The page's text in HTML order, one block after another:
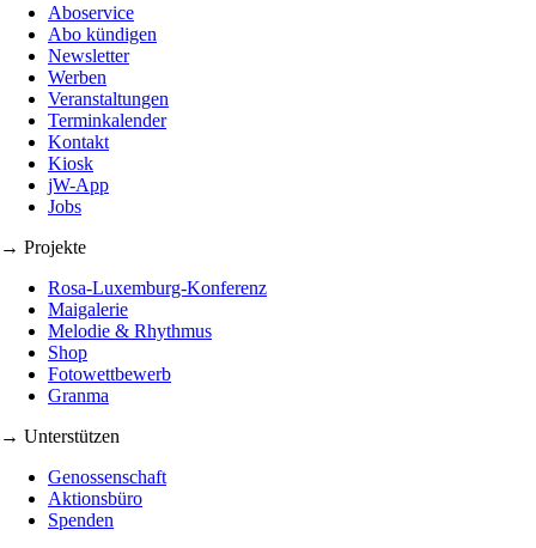
Aboservice
Abo kündigen
Newsletter
Werben
Veranstaltungen
Terminkalender
Kontakt
Kiosk
jW-App
Jobs
→ Projekte
Rosa-Luxemburg-Konferenz
Maigalerie
Melodie & Rhythmus
Shop
Fotowettbewerb
Granma
→ Unterstützen
Genossenschaft
Aktionsbüro
Spenden